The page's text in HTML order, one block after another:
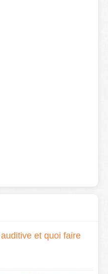
et quoi faire